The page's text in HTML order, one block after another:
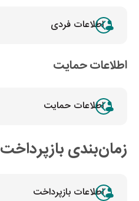
اطلاعات فردی
اطلاعات حمایت
اطلاعات حمایت
زمان‌بندی بازپرداخت
اطلاعات بازپرداخت